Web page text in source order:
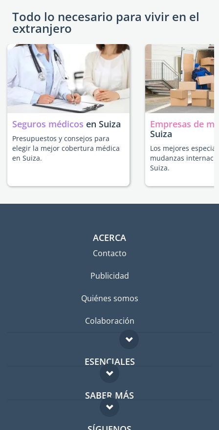
Todo lo necesario para vivir en el
extranjero
Seguros médicos en Suiza
Presupuestos y consejos para
elegir la mejor cobertura médica
en Suiza.
Empresas de
Suiza
Los mejores
mudanzas
Suiza.
ACERCA
Contacto
Publicidad
Quiénes somos
Colaboración
ESENCIALES
Foro para expatriados
Guía para expatriados
Trabajos en el extranjero
SABER MÁS
FAQ